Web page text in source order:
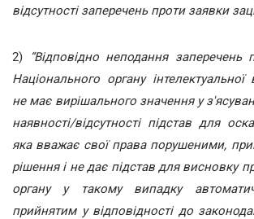
відсутності заперечень проти заявки
2)
“Відповідно неподання
Національного органу інтелектуальної
не має вирішального значення у
наявності/відсутності підстав для
яка вважає свої права порушеними,
рішення і не дає підстав для висновку
органу у такому випадку
прийнятим у відповідності до